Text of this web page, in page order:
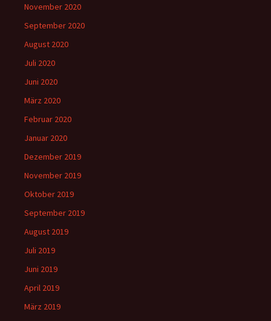
November 2020
September 2020
August 2020
Juli 2020
Juni 2020
März 2020
Februar 2020
Januar 2020
Dezember 2019
November 2019
Oktober 2019
September 2019
August 2019
Juli 2019
Juni 2019
April 2019
März 2019